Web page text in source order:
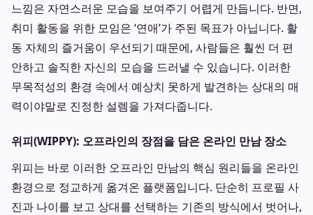
느낌은 자연스러운 모습을 보여주기 어렵게 만듭니다. 반면,
취미 활동을 위한 모임은 ‘연애’가 주된 목표가 아닙니다. 활
동 자체의 즐거움이 우선되기 때문에, 사람들은 훨씬 더 편
안하고 솔직한 자신의 모습을 드러낼 수 있습니다. 이러한
무목적성의 환경 속에서 예상치 못하게 발견하는 상대의 매
력이야말로 진정한 설렘을 가져다줍니다.
위피(WIPPY): 오프라인의 장점을 담은 온라인 만남 장소
위피는 바로 이러한 오프라인 만남의 핵심 원리들을 온라인
환경으로 정교하게 옮겨온 플랫폼입니다. 단순히 프로필 사
진과 나이를 보고 상대를 선택하는 기존의 방식에서 벗어나,